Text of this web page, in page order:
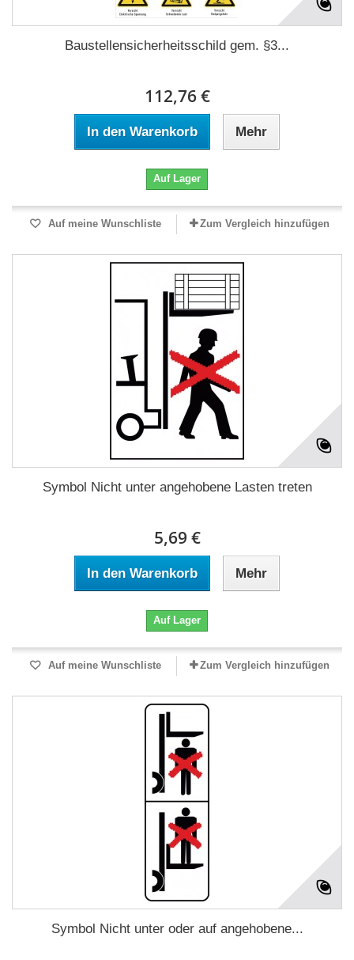
Baustellensicherheitsschild gem. §3...
112,76 €
In den Warenkorb Mehr
Auf Lager
Auf meine Wunschliste Zum Vergleich hinzufügen
Symbol Nicht unter angehobene Lasten treten
5,69 €
In den Warenkorb Mehr
Auf Lager
Auf meine Wunschliste Zum Vergleich hinzufügen
Symbol Nicht unter oder auf angehobene...